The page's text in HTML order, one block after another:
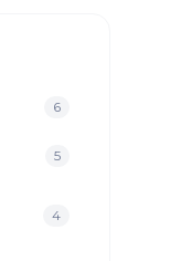
6
5
4